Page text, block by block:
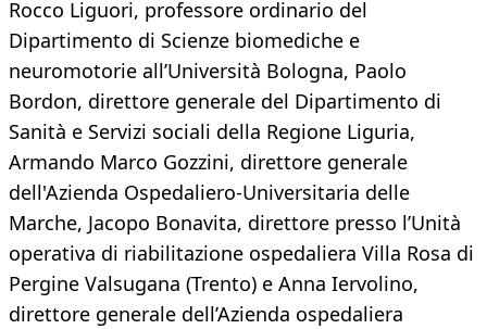
Rocco Liguori, professore ordinario del
Dipartimento di Scienze biomediche e
neuromotorie all’Università Bologna, Paolo
Bordon, direttore generale del Dipartimento di
Sanità e Servizi sociali della Regione Liguria,
Armando Marco Gozzini, direttore generale
dell'Azienda Ospedaliero-Universitaria delle
Marche, Jacopo Bonavita, direttore presso l’Unità
operativa di riabilitazione ospedaliera Villa Rosa di
Pergine Valsugana (Trento) e Anna Iervolino,
direttore generale dell’Azienda ospedaliera